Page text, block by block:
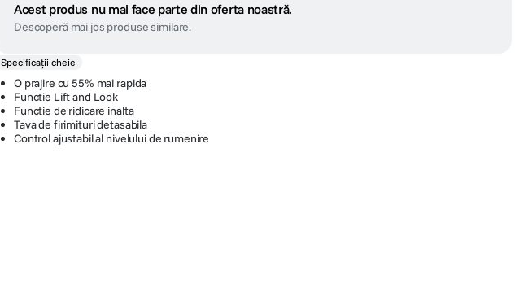
Acest produs nu mai face parte din oferta noastră.
Descoperă mai jos produse similare.
Specificații cheie
O prajire cu 55% mai rapida
Functie Lift and Look
Functie de ridicare inalta
Tava de firimituri detasabila
Control ajustabil al nivelului de rumenire